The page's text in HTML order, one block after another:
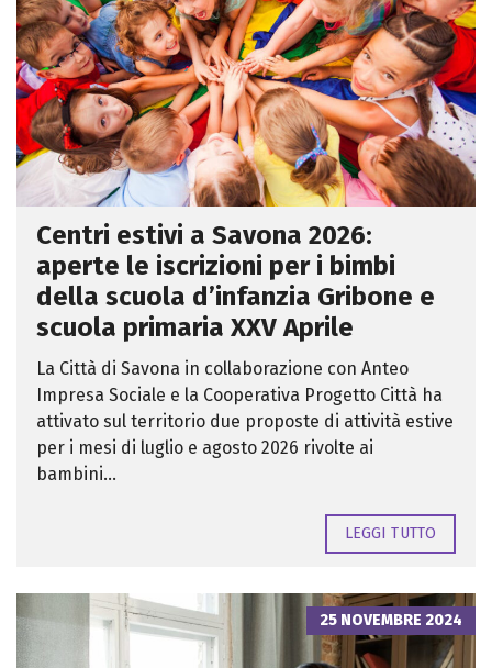
Centri estivi a Savona 2026:
aperte le iscrizioni per i bimbi
della scuola d’infanzia Gribone e
scuola primaria XXV Aprile
La Città di Savona in collaborazione con Anteo
Impresa Sociale e la Cooperativa Progetto Città ha
attivato sul territorio due proposte di attività estive
per i mesi di luglio e agosto 2026 rivolte ai
bambini...
LEGGI TUTTO
25 NOVEMBRE 2024